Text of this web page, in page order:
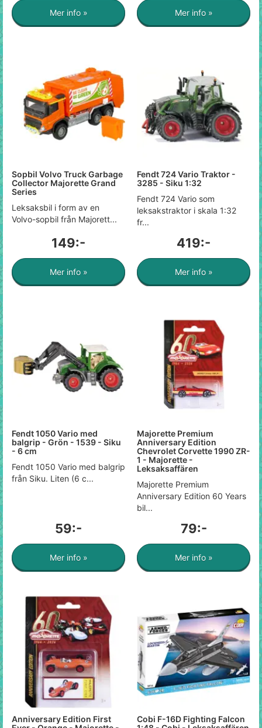
Mer info » Mer info »
Sopbil Volvo Truck Garbage
Collector Majorette Grand
Series
Leksaksbil i form av en
Volvo-sopbil från Majorett...
149:-
Mer info »
Fendt 724 Vario Traktor -
3285 - Siku 1:32
Fendt 724 Vario som
leksakstraktor i skala 1:32
fr...
419:-
Mer info »
Fendt 1050 Vario med
balgrip - Grön - 1539 - Siku
- 6 cm
Fendt 1050 Vario med balgrip
från Siku. Liten (6 c...
59:-
Mer info »
Majorette Premium
Anniversary Edition
Chevrolet Corvette 1990 ZR-
1 - Majorette -
Leksaksaffären
Majorette Premium
Anniversary Edition 60 Years
bil...
79:-
Mer info »
Anniversary Edition First
Cobi F-16D Fighting Falcon